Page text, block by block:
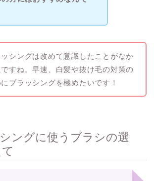
ッシングは改めて意識したことがなか
ですね。早速、白髪や抜け毛の対策の
ブラッシングを極めたいです！
ングに使うブラシの選